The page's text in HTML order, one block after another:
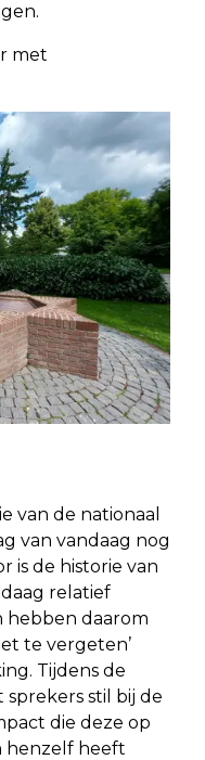
met
van de nationaal
van vandaag nog
is de historie van
relatief
hebben daarom
te vergeten’
Tijdens de
stil bij de
die deze op
henzelf heeft